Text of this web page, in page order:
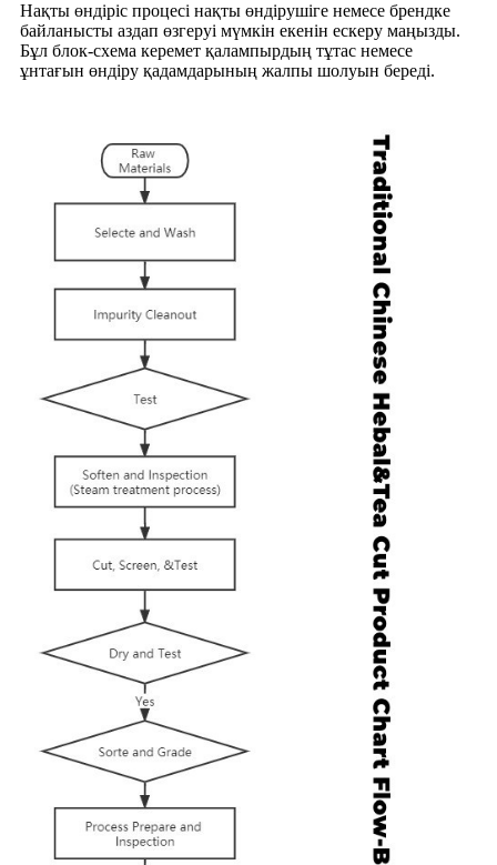
Нақты өндіріс процесі нақты өндірушіге немесе брендке
байланысты аздап өзгеруі мүмкін екенін ескеру маңызды.
Бұл блок-схема керемет қалампырдың тұтас немесе
ұнтағын өндіру қадамдарының жалпы шолуын береді.